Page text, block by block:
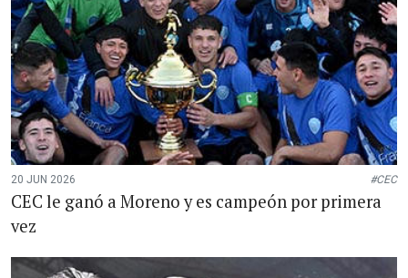
20 JUN 2026 #CEC
CEC le ganó a Moreno y es campeón por primera
vez